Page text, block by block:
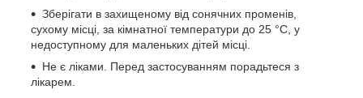
Зберігати в захищеному від сонячних променів,
сухому місці, за кімнатної температури до 25 °C, у
недоступному для маленьких дітей місці.
Не є ліками. Перед застосуванням порадьтеся з
лікарем.